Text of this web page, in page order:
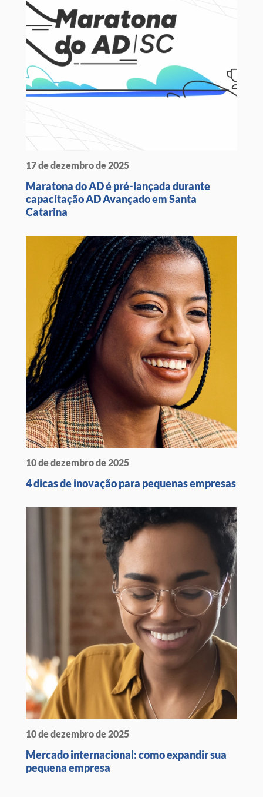
17 de dezembro de 2025
Maratona do AD é pré-lançada durante
capacitação AD Avançado em Santa
Catarina
10 de dezembro de 2025
4 dicas de inovação para pequenas empresas
10 de dezembro de 2025
Mercado internacional: como expandir sua
pequena empresa